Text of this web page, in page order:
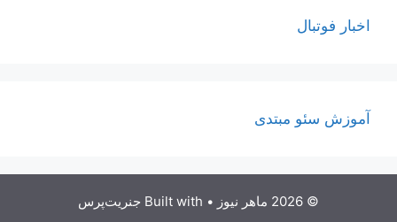
اخبار فوتبال
آموزش سئو مبتدی
© 2026 ماهر نیوز • Built with جنریت‌پرس